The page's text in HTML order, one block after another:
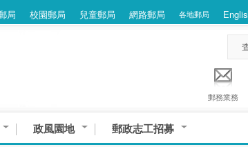
局 校園郵局 兒童郵局 網路郵局 各地郵局
郵務業務
政風園地 郵政志工招募